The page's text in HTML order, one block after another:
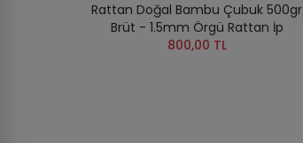
Rattan Doğal Bambu Çubuk 500gr
Brüt - 1.5mm Örgü Rattan İp
800,00 TL